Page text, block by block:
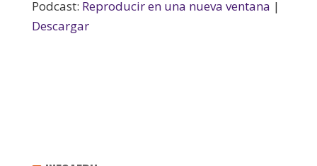
Podcast: Reproducir en una nueva ventana |
Descargar